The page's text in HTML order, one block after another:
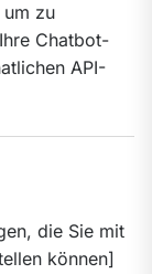
zu
Chatbot-
API-
die Sie mit
können]